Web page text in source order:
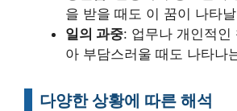
을 받을 때도 이 꿈이 나타
일의 과중: 업무나 개인적인
아 부담스러울 때도 나타나
다양한 상황에 따른 해석